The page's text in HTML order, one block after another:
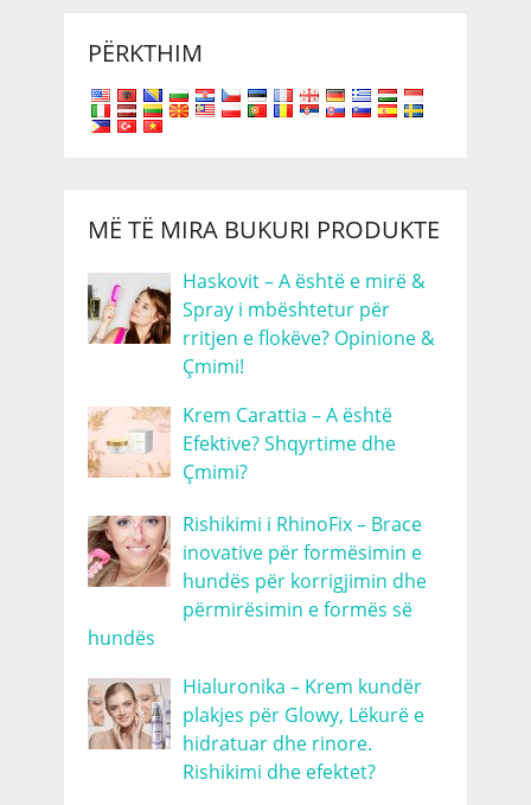
PËRKTHIM
MË TË MIRA BUKURI PRODUKTE
Haskovit – A është e mirë &
Spray i mbështetur për
rritjen e flokëve? Opinione &
Çmimi!
Krem Carattia – A është
Efektive? Shqyrtime dhe
Çmimi?
Rishikimi i RhinoFix – Brace
inovative për formësimin e
hundës për korrigjimin dhe
përmirësimin e formës së
hundës
Hialuronika – Krem kundër
plakjes për Glowy, Lëkurë e
hidratuar dhe rinore.
Rishikimi dhe efektet?